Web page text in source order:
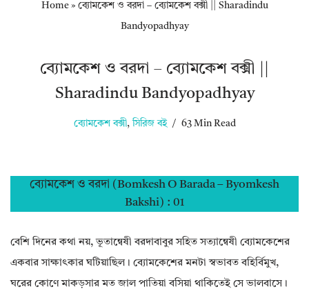
Home» ব্যোমকেশ ও বরদা – ব্যোমকেশ বক্সী || Sharadindu
Bandyopadhyay
ব্যোমকেশ ও বরদা – ব্যোমকেশ বক্সী ||
Sharadindu Bandyopadhyay
ব্যোমকেশ বক্সী, সিরিজ বই 63 Min Read
ব্যোমকেশ ও বরদা (Bomkesh O Barada – Byomkesh
Bakshi) : 01
বেশি দিনের কথা নয়‌, ভূতান্বেষী বরদাবাবুর সহিত সত্যান্বেষী ব্যোমকেশের
একবার সাক্ষাৎকার ঘটিয়াছিল। ব্যোমকেশের মনটা স্বভাবত বহির্বিমুখ‌,
ঘরের কোণে মাকড়সার মত জাল পাতিয়া বসিয়া থাকিতেই সে ভালবাসে।